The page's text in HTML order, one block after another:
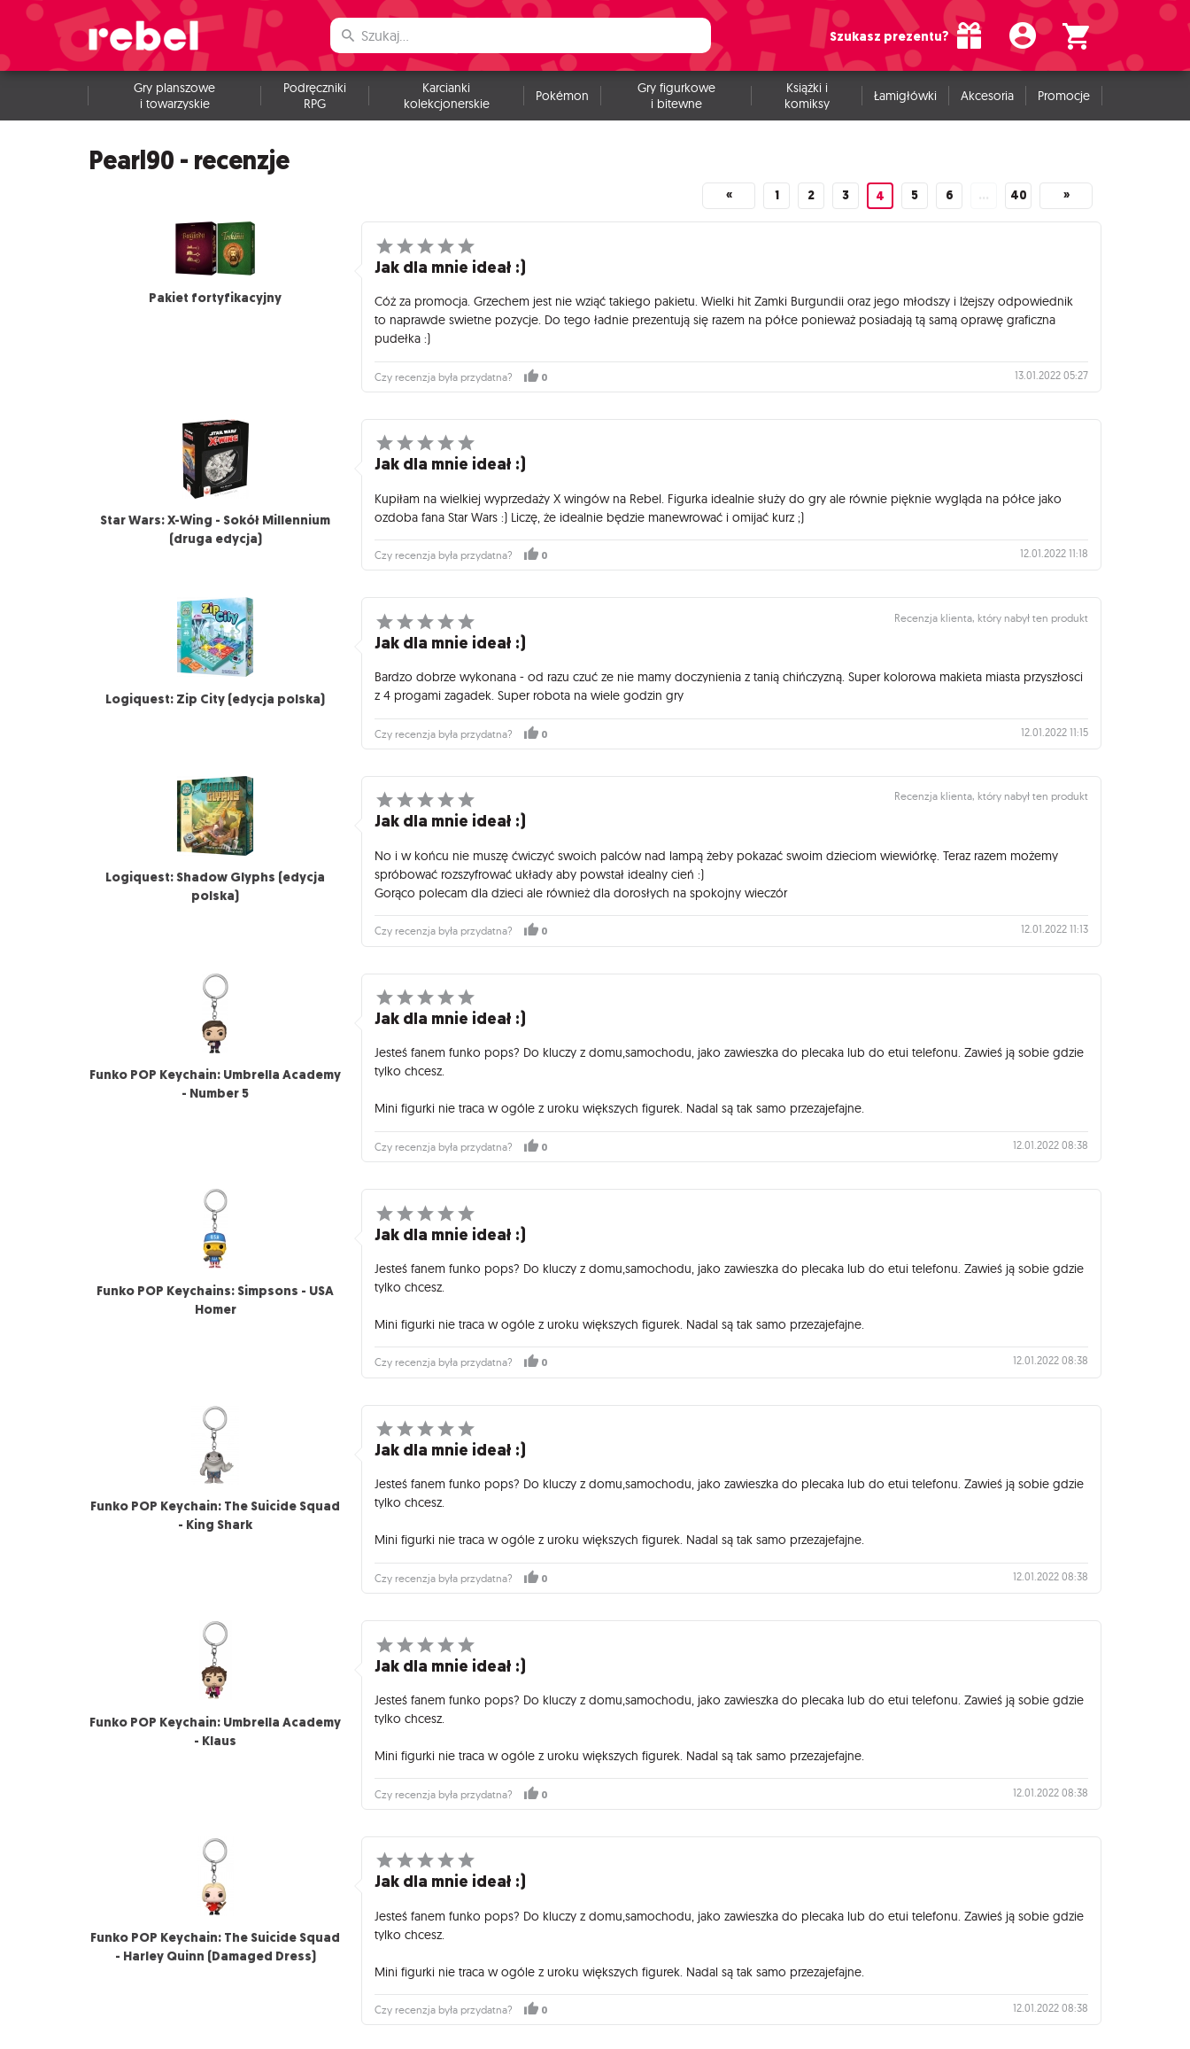
Szukasz prezentu?
Gry planszowe
i towarzyskie
Podręczniki
RPG
Karcianki
kolekcjonerskie
Pokémon
Gry figurkowe
i bitewne
Książki i
komiksy
Łamigłówki Akcesoria Promocje
Pearl90 - recenzje
« 1 2 3 4 5 6 … 40 »
Pakiet fortyfikacyjny
Jak dla mnie ideał :)
Cóż za promocja. Grzechem jest nie wziąć takiego pakietu. Wielki hit Zamki Burgundii oraz jego młodszy i lżejszy odpowiednik
to naprawde swietne pozycje. Do tego ładnie prezentują się razem na półce ponieważ posiadają tą samą oprawę graficzna
pudełka :)
Czy recenzja była przydatna? 0 13.01.2022 05:27
Star Wars: X-Wing - Sokół Millennium
(druga edycja)
Jak dla mnie ideał :)
Kupiłam na wielkiej wyprzedaży X wingów na Rebel. Figurka idealnie służy do gry ale równie pięknie wygląda na półce jako
ozdoba fana Star Wars :) Liczę, że idealnie będzie manewrować i omijać kurz ;)
Czy recenzja była przydatna? 0 12.01.2022 11:18
Logiquest: Zip City (edycja polska)
Recenzja klienta, który nabył ten produkt
Jak dla mnie ideał :)
Bardzo dobrze wykonana - od razu czuć ze nie mamy doczynienia z tanią chińczyzną. Super kolorowa makieta miasta przyszłosci
z 4 progami zagadek. Super robota na wiele godzin gry
Czy recenzja była przydatna? 0 12.01.2022 11:15
Logiquest: Shadow Glyphs (edycja
polska)
Recenzja klienta, który nabył ten produkt
Jak dla mnie ideał :)
No i w końcu nie muszę ćwiczyć swoich palców nad lampą żeby pokazać swoim dzieciom wiewiórkę. Teraz razem możemy
spróbować rozszyfrować układy aby powstał idealny cień :)
Gorąco polecam dla dzieci ale również dla dorosłych na spokojny wieczór
Czy recenzja była przydatna? 0 12.01.2022 11:13
Funko POP Keychain: Umbrella Academy
- Number 5
Jak dla mnie ideał :)
Jesteś fanem funko pops? Do kluczy z domu,samochodu, jako zawieszka do plecaka lub do etui telefonu. Zawieś ją sobie gdzie
tylko chcesz.
Mini figurki nie traca w ogóle z uroku większych figurek. Nadal są tak samo przezajefajne.
Czy recenzja była przydatna? 0 12.01.2022 08:38
Funko POP Keychains: Simpsons - USA
Homer
Jak dla mnie ideał :)
Jesteś fanem funko pops? Do kluczy z domu,samochodu, jako zawieszka do plecaka lub do etui telefonu. Zawieś ją sobie gdzie
tylko chcesz.
Mini figurki nie traca w ogóle z uroku większych figurek. Nadal są tak samo przezajefajne.
Czy recenzja była przydatna? 0 12.01.2022 08:38
Funko POP Keychain: The Suicide Squad
- King Shark
Jak dla mnie ideał :)
Jesteś fanem funko pops? Do kluczy z domu,samochodu, jako zawieszka do plecaka lub do etui telefonu. Zawieś ją sobie gdzie
tylko chcesz.
Mini figurki nie traca w ogóle z uroku większych figurek. Nadal są tak samo przezajefajne.
Czy recenzja była przydatna? 0 12.01.2022 08:38
Funko POP Keychain: Umbrella Academy
- Klaus
Jak dla mnie ideał :)
Jesteś fanem funko pops? Do kluczy z domu,samochodu, jako zawieszka do plecaka lub do etui telefonu. Zawieś ją sobie gdzie
tylko chcesz.
Mini figurki nie traca w ogóle z uroku większych figurek. Nadal są tak samo przezajefajne.
Czy recenzja była przydatna? 0 12.01.2022 08:38
Funko POP Keychain: The Suicide Squad
- Harley Quinn (Damaged Dress)
Jak dla mnie ideał :)
Jesteś fanem funko pops? Do kluczy z domu,samochodu, jako zawieszka do plecaka lub do etui telefonu. Zawieś ją sobie gdzie
tylko chcesz.
Mini figurki nie traca w ogóle z uroku większych figurek. Nadal są tak samo przezajefajne.
Czy recenzja była przydatna? 0 12.01.2022 08:38